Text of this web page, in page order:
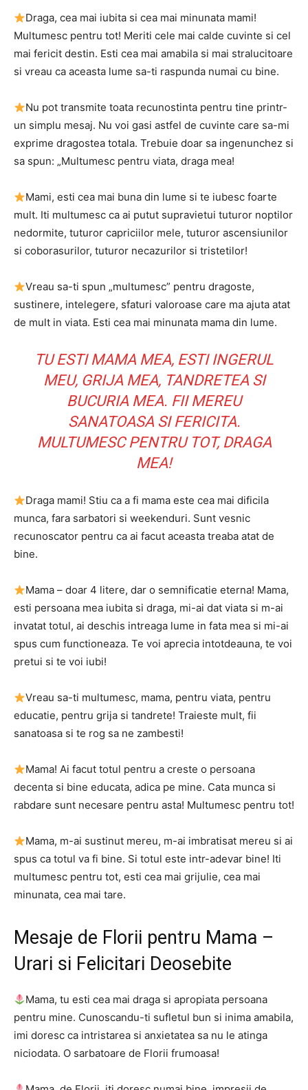
Draga, cea mai iubita si cea mai minunata mami!
Multumesc pentru tot! Meriti cele mai calde cuvinte si cel
mai fericit destin. Esti cea mai amabila si mai stralucitoare
si vreau ca aceasta lume sa-ti raspunda numai cu bine.
Nu pot transmite toata recunostinta pentru tine printr-
un simplu mesaj. Nu voi gasi astfel de cuvinte care sa-mi
exprime dragostea totala. Trebuie doar sa ingenunchez si
sa spun: „Multumesc pentru viata, draga mea!
Mami, esti cea mai buna din lume si te iubesc foarte
mult. Iti multumesc ca ai putut supravietui tuturor noptilor
nedormite, tuturor capriciilor mele, tuturor ascensiunilor
si coborasurilor, tuturor necazurilor si tristetilor!
Vreau sa-ti spun „multumesc” pentru dragoste,
sustinere, intelegere, sfaturi valoroase care ma ajuta atat
de mult in viata. Esti cea mai minunata mama din lume.
TU ESTI MAMA MEA, ESTI INGERUL
MEU, GRIJA MEA, TANDRETEA SI
BUCURIA MEA. FII MEREU
SANATOASA SI FERICITA.
MULTUMESC PENTRU TOT, DRAGA
MEA!
Draga mami! Stiu ca a fi mama este cea mai dificila
munca, fara sarbatori si weekenduri. Sunt vesnic
recunoscator pentru ca ai facut aceasta treaba atat de
bine.
Mama – doar 4 litere, dar o semnificatie eterna! Mama,
esti persoana mea iubita si draga, mi-ai dat viata si m-ai
invatat totul, ai deschis intreaga lume in fata mea si mi-ai
spus cum functioneaza. Te voi aprecia intotdeauna, te voi
pretui si te voi iubi!
Vreau sa-ti multumesc, mama, pentru viata, pentru
educatie, pentru grija si tandrete! Traieste mult, fii
sanatoasa si te rog sa ne zambesti!
Mama! Ai facut totul pentru a creste o persoana
decenta si bine educata, adica pe mine. Cata munca si
rabdare sunt necesare pentru asta! Multumesc pentru tot!
Mama, m-ai sustinut mereu, m-ai imbratisat mereu si ai
spus ca totul va fi bine. Si totul este intr-adevar bine! Iti
multumesc pentru tot, esti cea mai grijulie, cea mai
minunata, cea mai tare.
Mesaje de Florii pentru Mama –
Urari si Felicitari Deosebite
Mama, tu esti cea mai draga si apropiata persoana
pentru mine. Cunoscandu-ti sufletul bun si inima amabila,
imi doresc ca intristarea si anxietatea sa nu le atinga
niciodata. O sarbatoare de Florii frumoasa!